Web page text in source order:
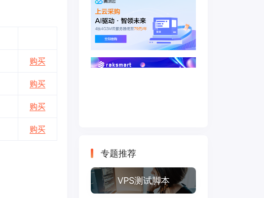
购买
购买
购买
购买
专题推荐
VPS测试脚本